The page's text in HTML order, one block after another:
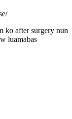
ko after surgery nun
luamabas